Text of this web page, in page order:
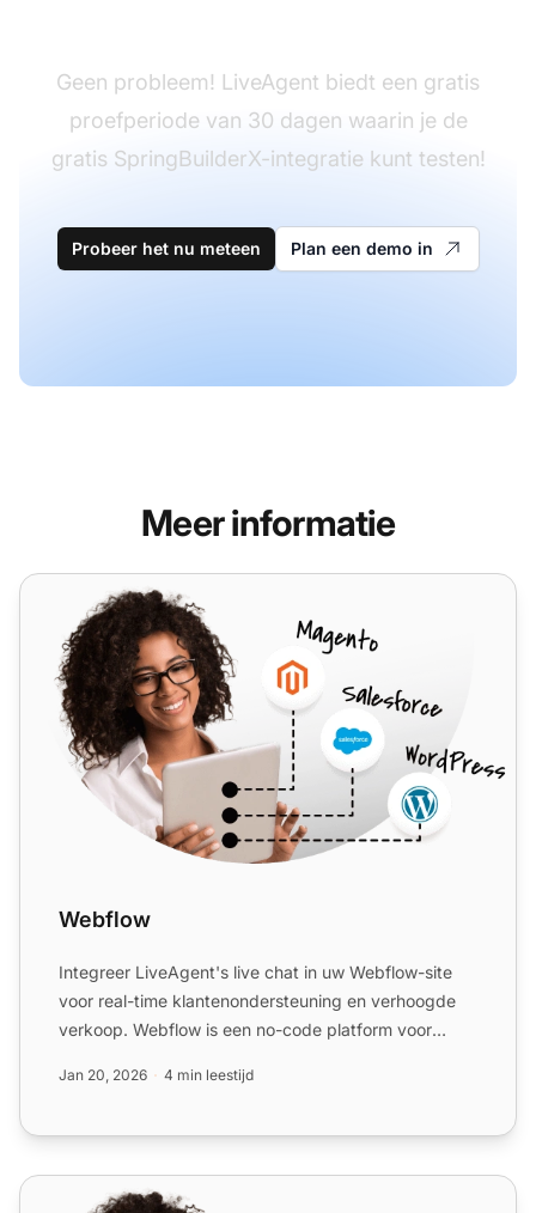
Geen probleem! LiveAgent biedt een gratis
proefperiode van 30 dagen waarin je de
gratis SpringBuilderX-integratie kunt testen!
Probeer het nu meteen Plan een demo in
Meer informatie
Webflow
Webflow
Integreer LiveAgent's live chat in uw Webflow-site
voor real-time klantenondersteuning en verhoogde
verkoop. Webflow is een no-code platform voor
Jan 20, 2026 4 min leestijd
Wix